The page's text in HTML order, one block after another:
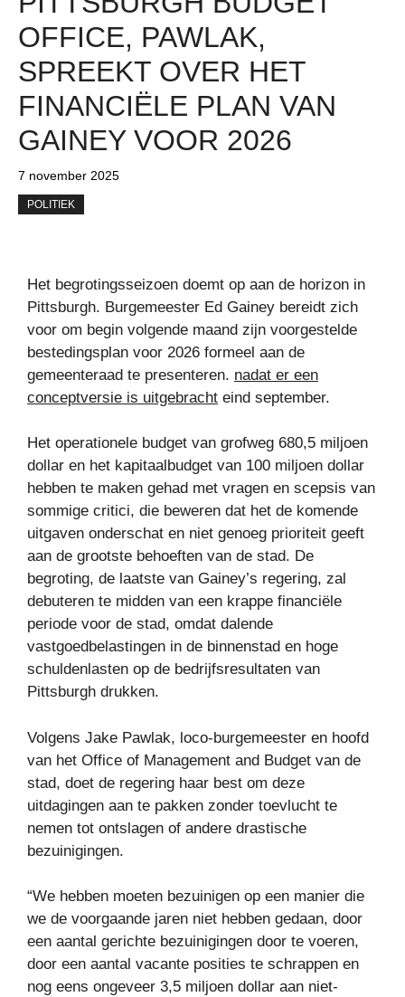
OFFICE, PAWLAK,
SPREEKT OVER HET
FINANCIËLE PLAN VAN
GAINEY VOOR 2026
7 november 2025
POLITIEK
Het begrotingsseizoen doemt op aan de horizon in
Pittsburgh. Burgemeester Ed Gainey bereidt zich
voor om begin volgende maand zijn voorgestelde
bestedingsplan voor 2026 formeel aan de
gemeenteraad te presenteren. nadat er een
conceptversie is uitgebracht eind september.
Het operationele budget van grofweg 680,5 miljoen
dollar en het kapitaalbudget van 100 miljoen dollar
hebben te maken gehad met vragen en scepsis van
sommige critici, die beweren dat het de komende
uitgaven onderschat en niet genoeg prioriteit geeft
aan de grootste behoeften van de stad. De
begroting, de laatste van Gainey’s regering, zal
debuteren te midden van een krappe financiële
periode voor de stad, omdat dalende
vastgoedbelastingen in de binnenstad en hoge
schuldenlasten op de bedrijfsresultaten van
Pittsburgh drukken.
Volgens Jake Pawlak, loco-burgemeester en hoofd
van het Office of Management and Budget van de
stad, doet de regering haar best om deze
uitdagingen aan te pakken zonder toevlucht te
nemen tot ontslagen of andere drastische
bezuinigingen.
“We hebben moeten bezuinigen op een manier die
we de voorgaande jaren niet hebben gedaan, door
een aantal gerichte bezuinigingen door te voeren,
door een aantal vacante posities te schrappen en
nog eens ongeveer 3,5 miljoen dollar aan niet-